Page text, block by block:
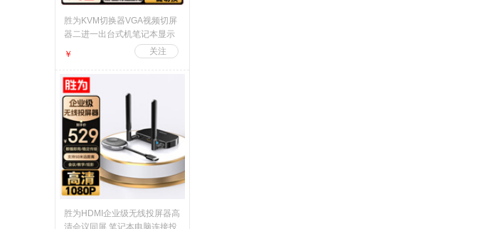
胜为KVM切换器VGA视频切屏
器二进一出台式机笔记本显示
器监控键鼠USB打印机共享器
随机发货DVK1201G
￥
胜为HDMI企业级无线投屏器高
清会议同屏 笔记本电脑连接投